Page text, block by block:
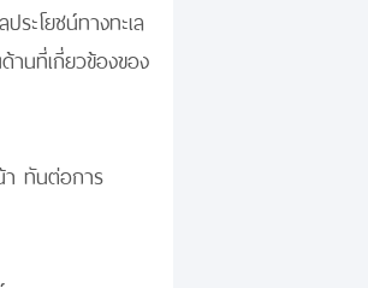
ะโยชน์ทางทะเล
นที่เกี่ยวข้องของ
า ทันต่อการ